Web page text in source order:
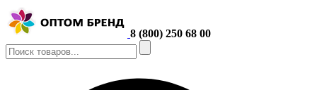
8 (800) 250 68 00